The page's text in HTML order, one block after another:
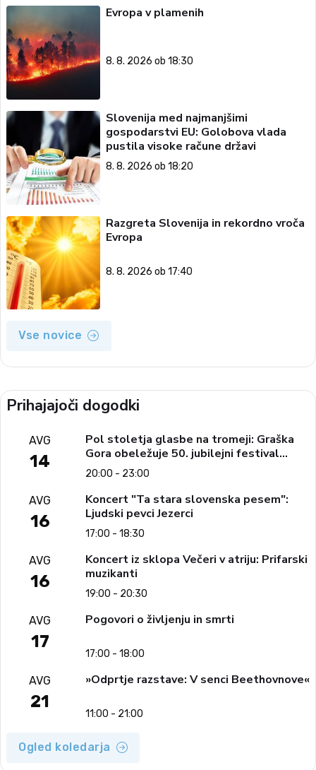
Evropa v plamenih
8. 8. 2026 ob 18:30
Slovenija med najmanjšimi
gospodarstvi EU: Golobova vlada
pustila visoke račune državi
8. 8. 2026 ob 18:20
Razgreta Slovenija in rekordno vroča
Evropa
8. 8. 2026 ob 17:40
Vse novice
Prihajajoči dogodki
AVG
14
Pol stoletja glasbe na tromeji: Graška
Gora obeležuje 50. jubilejni festival
narodno-zabavne glasbe
20:00 - 23:00
AVG
16
Koncert "Ta stara slovenska pesem":
Ljudski pevci Jezerci
17:00 - 18:30
AVG
16
Koncert iz sklopa Večeri v atriju: Prifarski
muzikanti
19:00 - 20:30
AVG
17
Pogovori o življenju in smrti
17:00 - 18:00
AVG
21
»Odprtje razstave: V senci Beethovnove«
11:00 - 21:00
Ogled koledarja